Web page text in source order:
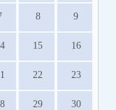
8 9
15 16
22 23
29 30